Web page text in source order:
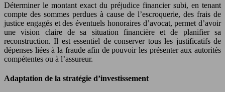
Déterminer le montant exact du préjudice financier subi, en tenant
compte des sommes perdues à cause de l’escroquerie, des frais de
justice engagés et des éventuels honoraires d’avocat, permet d’avoir
une vision claire de sa situation financière et de planifier sa
reconstruction. Il est essentiel de conserver tous les justificatifs de
dépenses liées à la fraude afin de pouvoir les présenter aux autorités
compétentes ou à l’assureur.
Adaptation de la stratégie d’investissement